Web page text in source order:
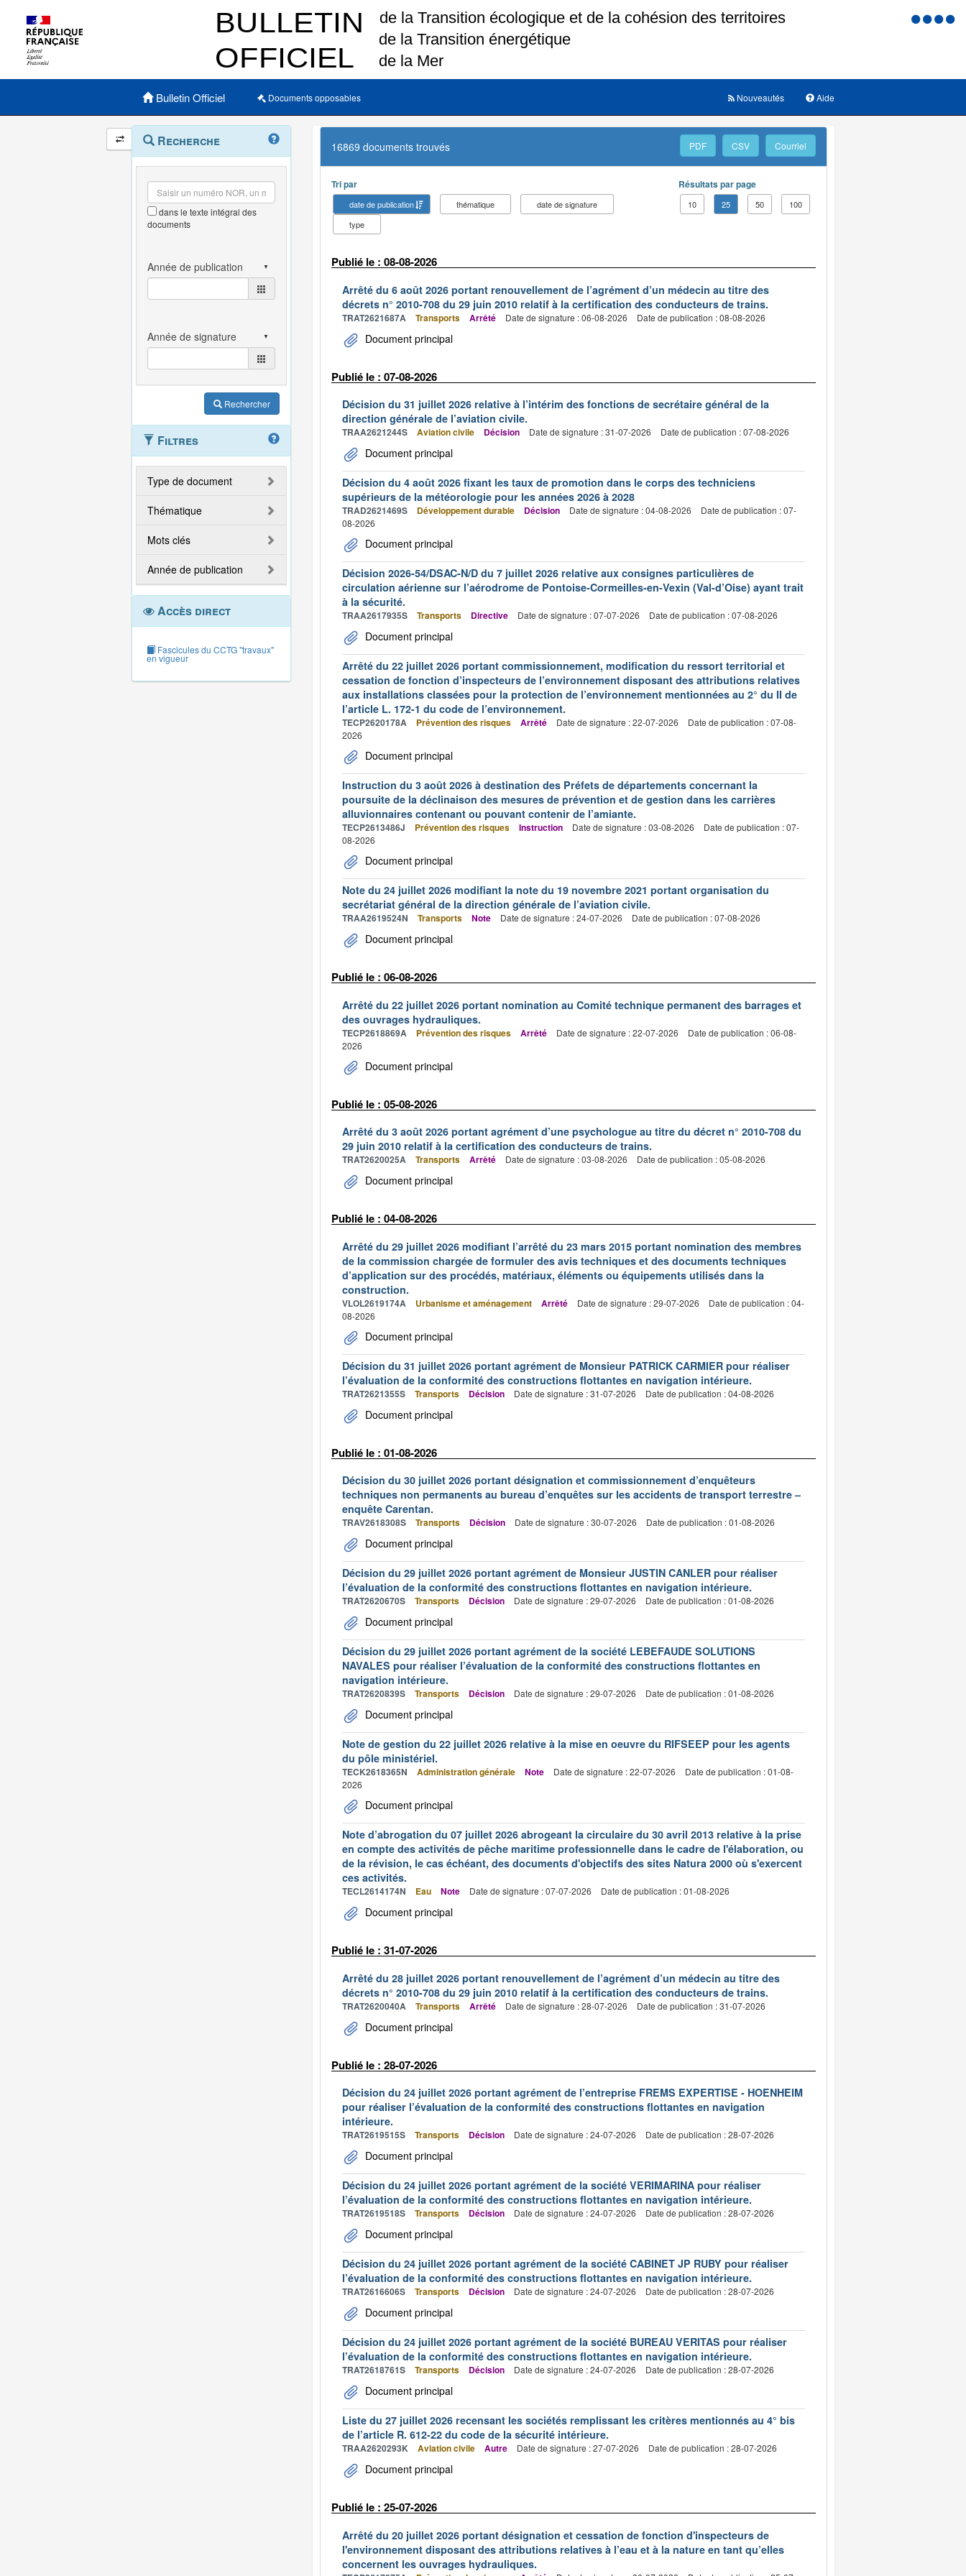
Menu
Menu principal
Bulletin Officiel Documents opposables Aide
Nouveautés
Navigation
et
outils
annexes
Menu
contextuel
Recherche
dans le texte intégral des
documents
Rechercher
Filtres
Type de document
Thématique
Mots clés
Année de publication
Accès direct
Fascicules du CCTG "travaux"
en vigueur
16869 documents trouvés PDF CSV Courriel
Tri par
date de publication thématique
date de signature
type
Résultats par page
10 25 50 100
Publié le : 08-08-2026
Arrêté du 6 août 2026 portant renouvellement de l’agrément d’un médecin au titre des
décrets n° 2010-708 du 29 juin 2010 relatif à la certification des conducteurs de trains.
TRAT2621687A Transports Arrêté Date de signature : 06-08-2026 Date de publication : 08-08-2026
Document principal
Publié le : 07-08-2026
Décision du 31 juillet 2026 relative à l’intérim des fonctions de secrétaire général de la
direction générale de l’aviation civile.
TRAA2621244S Aviation civile Décision Date de signature : 31-07-2026 Date de publication : 07-08-2026
Document principal
Décision du 4 août 2026 fixant les taux de promotion dans le corps des techniciens
supérieurs de la météorologie pour les années 2026 à 2028
TRAD2621469S Développement durable Décision Date de signature : 04-08-2026
Date de publication : 07-
08-2026
Document principal
Décision 2026-54/DSAC-N/D du 7 juillet 2026 relative aux consignes particulières de
circulation aérienne sur l’aérodrome de Pontoise-Cormeilles-en-Vexin (Val-d’Oise) ayant trait
à la sécurité.
TRAA2617935S Transports Directive Date de signature : 07-07-2026 Date de publication : 07-08-2026
Document principal
Arrêté du 22 juillet 2026 portant commissionnement, modification du ressort territorial et
cessation de fonction d’inspecteurs de l’environnement disposant des attributions relatives
aux installations classées pour la protection de l’environnement mentionnées au 2° du II de
l’article L. 172-1 du code de l’environnement.
TECP2620178A Prévention des risques Arrêté Date de signature : 22-07-2026
Date de publication : 07-08-
2026
Document principal
Instruction du 3 août 2026 à destination des Préfets de départements concernant la
poursuite de la déclinaison des mesures de prévention et de gestion dans les carrières
alluvionnaires contenant ou pouvant contenir de l’amiante.
TECP2613486J Prévention des risques Instruction Date de signature : 03-08-2026
Date de publication : 07-
08-2026
Document principal
Note du 24 juillet 2026 modifiant la note du 19 novembre 2021 portant organisation du
secrétariat général de la direction générale de l’aviation civile.
TRAA2619524N Transports Note Date de signature : 24-07-2026 Date de publication : 07-08-2026
Document principal
Publié le : 06-08-2026
Arrêté du 22 juillet 2026 portant nomination au Comité technique permanent des barrages et
des ouvrages hydrauliques.
TECP2618869A Prévention des risques Arrêté Date de signature : 22-07-2026
Date de publication : 06-08-
2026
Document principal
Publié le : 05-08-2026
Arrêté du 3 août 2026 portant agrément d’une psychologue au titre du décret n° 2010-708 du
29 juin 2010 relatif à la certification des conducteurs de trains.
TRAT2620025A Transports Arrêté Date de signature : 03-08-2026 Date de publication : 05-08-2026
Document principal
Publié le : 04-08-2026
Arrêté du 29 juillet 2026 modifiant l’arrêté du 23 mars 2015 portant nomination des membres
de la commission chargée de formuler des avis techniques et des documents techniques
d’application sur des procédés, matériaux, éléments ou équipements utilisés dans la
construction.
VLOL2619174A Urbanisme et aménagement Arrêté Date de signature : 29-07-2026
Date de publication : 04-
08-2026
Document principal
Décision du 31 juillet 2026 portant agrément de Monsieur PATRICK CARMIER pour réaliser
l’évaluation de la conformité des constructions flottantes en navigation intérieure.
TRAT2621355S Transports Décision Date de signature : 31-07-2026 Date de publication : 04-08-2026
Document principal
Publié le : 01-08-2026
Décision du 30 juillet 2026 portant désignation et commissionnement d’enquêteurs
techniques non permanents au bureau d’enquêtes sur les accidents de transport terrestre –
enquête Carentan.
TRAV2618308S Transports Décision Date de signature : 30-07-2026 Date de publication : 01-08-2026
Document principal
Décision du 29 juillet 2026 portant agrément de Monsieur JUSTIN CANLER pour réaliser
l’évaluation de la conformité des constructions flottantes en navigation intérieure.
TRAT2620670S Transports Décision Date de signature : 29-07-2026 Date de publication : 01-08-2026
Document principal
Décision du 29 juillet 2026 portant agrément de la société LEBEFAUDE SOLUTIONS
NAVALES pour réaliser l’évaluation de la conformité des constructions flottantes en
navigation intérieure.
TRAT2620839S Transports Décision Date de signature : 29-07-2026 Date de publication : 01-08-2026
Document principal
Note de gestion du 22 juillet 2026 relative à la mise en oeuvre du RIFSEEP pour les agents
du pôle ministériel.
TECK2618365N Administration générale Note Date de signature : 22-07-2026
Date de publication : 01-08-
2026
Document principal
Note d’abrogation du 07 juillet 2026 abrogeant la circulaire du 30 avril 2013 relative à la prise
en compte des activités de pêche maritime professionnelle dans le cadre de l'élaboration, ou
de la révision, le cas échéant, des documents d'objectifs des sites Natura 2000 où s'exercent
ces activités.
TECL2614174N Eau Note Date de signature : 07-07-2026 Date de publication : 01-08-2026
Document principal
Publié le : 31-07-2026
Arrêté du 28 juillet 2026 portant renouvellement de l’agrément d’un médecin au titre des
décrets n° 2010-708 du 29 juin 2010 relatif à la certification des conducteurs de trains.
TRAT2620040A Transports Arrêté Date de signature : 28-07-2026 Date de publication : 31-07-2026
Document principal
Publié le : 28-07-2026
Décision du 24 juillet 2026 portant agrément de l’entreprise FREMS EXPERTISE - HOENHEIM
pour réaliser l’évaluation de la conformité des constructions flottantes en navigation
intérieure.
TRAT2619515S Transports Décision Date de signature : 24-07-2026 Date de publication : 28-07-2026
Document principal
Décision du 24 juillet 2026 portant agrément de la société VERIMARINA pour réaliser
l’évaluation de la conformité des constructions flottantes en navigation intérieure.
TRAT2619518S Transports Décision Date de signature : 24-07-2026 Date de publication : 28-07-2026
Document principal
Décision du 24 juillet 2026 portant agrément de la société CABINET JP RUBY pour réaliser
l’évaluation de la conformité des constructions flottantes en navigation intérieure.
TRAT2616606S Transports Décision Date de signature : 24-07-2026 Date de publication : 28-07-2026
Document principal
Décision du 24 juillet 2026 portant agrément de la société BUREAU VERITAS pour réaliser
l’évaluation de la conformité des constructions flottantes en navigation intérieure.
TRAT2618761S Transports Décision Date de signature : 24-07-2026 Date de publication : 28-07-2026
Document principal
Liste du 27 juillet 2026 recensant les sociétés remplissant les critères mentionnés au 4° bis
de l’article R. 612-22 du code de la sécurité intérieure.
TRAA2620293K Aviation civile Autre Date de signature : 27-07-2026 Date de publication : 28-07-2026
Document principal
Publié le : 25-07-2026
Arrêté du 20 juillet 2026 portant désignation et cessation de fonction d'inspecteurs de
l'environnement disposant des attributions relatives à l’eau et à la nature en tant qu’elles
concernent les ouvrages hydrauliques.